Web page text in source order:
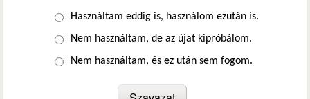
Választások
Használtam eddig is, használom ezután is.
Nem használtam, de az újat kipróbálom.
Nem használtam, és ez után sem fogom.